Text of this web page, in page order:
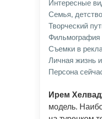
Интересные
Семья, детство
Творческий
Фильмография
Съемки в
Личная жизнь
Персона
Ирем
модель.